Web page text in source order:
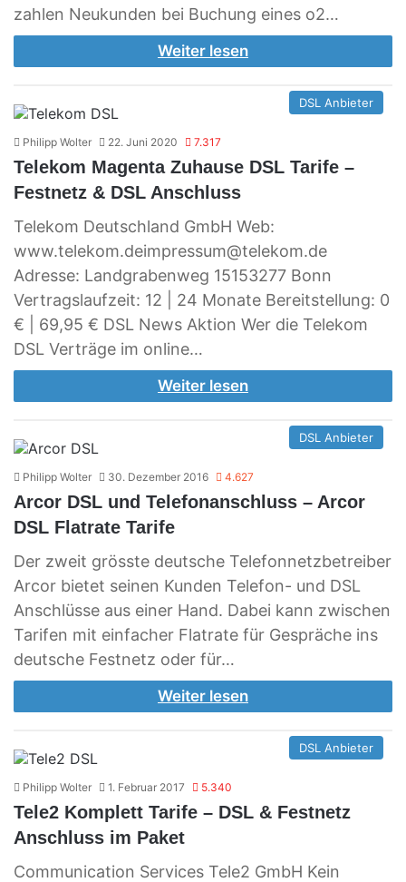
zahlen Neukunden bei Buchung eines o2…
Weiter lesen
DSL Anbieter
Philipp Wolter 22. Juni 2020 7.317
Telekom Magenta Zuhause DSL Tarife –
Festnetz & DSL Anschluss
Telekom Deutschland GmbH Web:
www.telekom.deimpressum@telekom.de
Adresse: Landgrabenweg 15153277 Bonn
Vertragslaufzeit: 12 | 24 Monate Bereitstellung: 0
€ | 69,95 € DSL News Aktion Wer die Telekom
DSL Verträge im online…
Weiter lesen
DSL Anbieter
Philipp Wolter 30. Dezember 2016 4.627
Arcor DSL und Telefonanschluss – Arcor
DSL Flatrate Tarife
Der zweit grösste deutsche Telefonnetzbetreiber
Arcor bietet seinen Kunden Telefon- und DSL
Anschlüsse aus einer Hand. Dabei kann zwischen
Tarifen mit einfacher Flatrate für Gespräche ins
deutsche Festnetz oder für…
Weiter lesen
DSL Anbieter
Philipp Wolter 1. Februar 2017 5.340
Tele2 Komplett Tarife – DSL & Festnetz
Anschluss im Paket
Communication Services Tele2 GmbH Kein